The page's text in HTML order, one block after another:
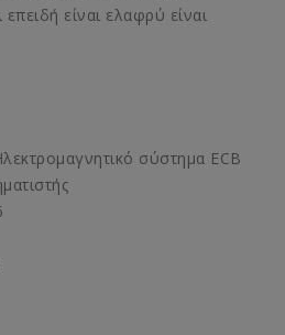
είναι ελαφρύ είναι
σύστημα ECB